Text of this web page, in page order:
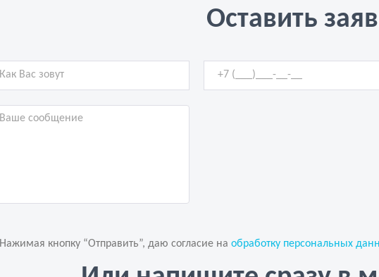
Оставить
Нажимая кнопку “Отправить”, даю согласие на обработку персональных